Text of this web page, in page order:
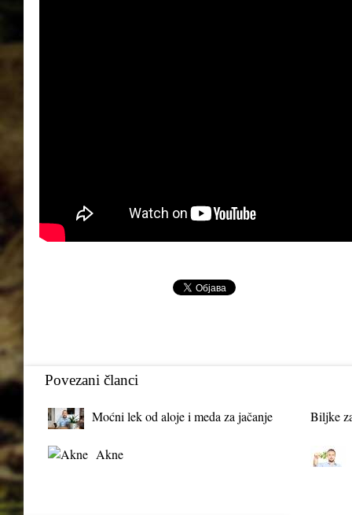
Povezani članci
Moćni lek od aloje i meda za jačanje
Biljke
Akne